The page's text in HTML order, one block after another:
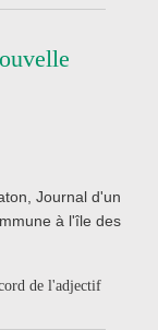
Journal d'un
à l'île des
de l'adjectif